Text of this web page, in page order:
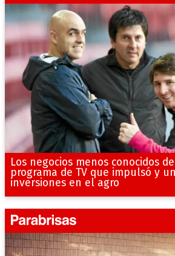
Los negocios menos conocidos
programa de TV que impulsó y
inversiones en el agro